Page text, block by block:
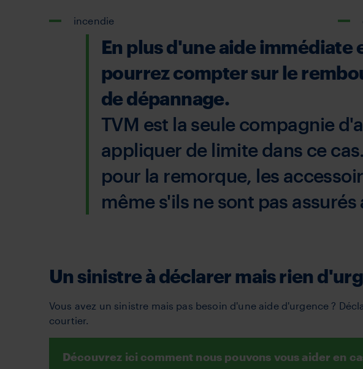
incendie
En plus d'une aide immédiate
pourrez compter sur le
de dépannage.
TVM est la seule compagnie
appliquer de limite dans ce
pour la remorque, les
même s'ils ne sont pas assurés
Un sinistre à déclarer mais rien
Vous avez un sinistre mais pas besoin d'une aide d'urgence ?
courtier.
Découvrez ici comment nous pouvons vous aider en